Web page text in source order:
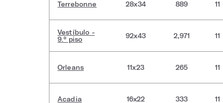
Terrebonne 28x34 889 11
Vestíbulo -
9.° piso
92x43 2,971 11
Orleans 11x23 265 11
Acadia 16x22 333 11